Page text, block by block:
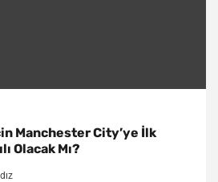
Manchester City’ye İlk
Olacak Mı?